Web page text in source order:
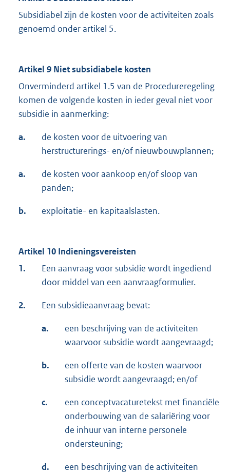
Subsidiabel zijn de kosten voor de activiteiten zoals
genoemd onder artikel 5.
Artikel 9 Niet subsidiabele kosten
Onverminderd artikel 1.5 van de Procedureregeling
komen de volgende kosten in ieder geval niet voor
subsidie in aanmerking:
a.
de kosten voor de uitvoering van
herstructurerings- en/of nieuwbouwplannen;
a.
de kosten voor aankoop en/of sloop van
panden;
b. exploitatie- en kapitaalslasten.
Artikel 10 Indieningsvereisten
1.
Een aanvraag voor subsidie wordt ingediend
door middel van een aanvraagformulier.
2. Een subsidieaanvraag bevat:
a.
een beschrijving van de activiteiten
waarvoor subsidie wordt aangevraagd;
b.
een offerte van de kosten waarvoor
subsidie wordt aangevraagd; en/of
c.
een conceptvacaturetekst met financiële
onderbouwing van de salariëring voor
de inhuur van interne personele
ondersteuning;
d. een beschrijving van de activiteiten